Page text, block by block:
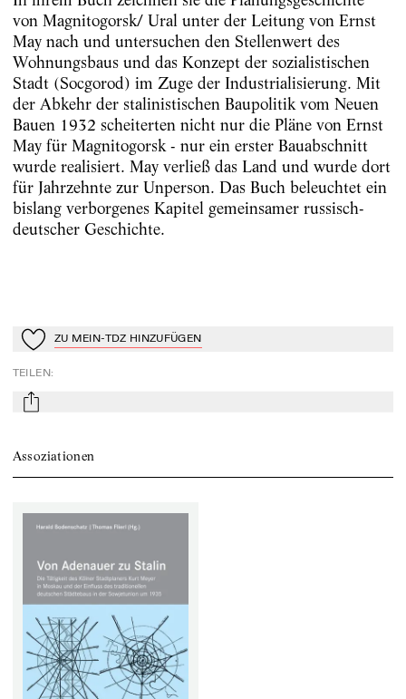
von Magnitogorsk/ Ural unter der Leitung von Ernst
May nach und untersuchen den Stellenwert des
Wohnungsbaus und das Konzept der sozialistischen
Stadt (Socgorod) im Zuge der Industrialisierung. Mit
der Abkehr der stalinistischen Baupolitik vom Neuen
Bauen 1932 scheiterten nicht nur die Pläne von Ernst
May für Magnitogorsk - nur ein erster Bauabschnitt
wurde realisiert. May verließ das Land und wurde dort
für Jahrzehnte zur Unperson. Das Buch beleuchtet ein
bislang verborgenes Kapitel gemeinsamer russisch-
deutscher Geschichte.
Zu Mein-TdZ hinzufügen
ZU MEIN-TDZ HINZUFÜGEN
TEILEN:
mail
Assoziationen